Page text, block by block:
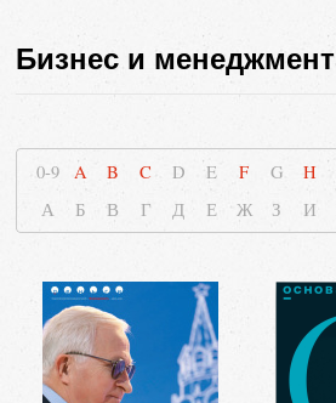
Бизнес и менеджмент
0-9 A B C D E F G H
А
Б В Г Д Е Ж З И